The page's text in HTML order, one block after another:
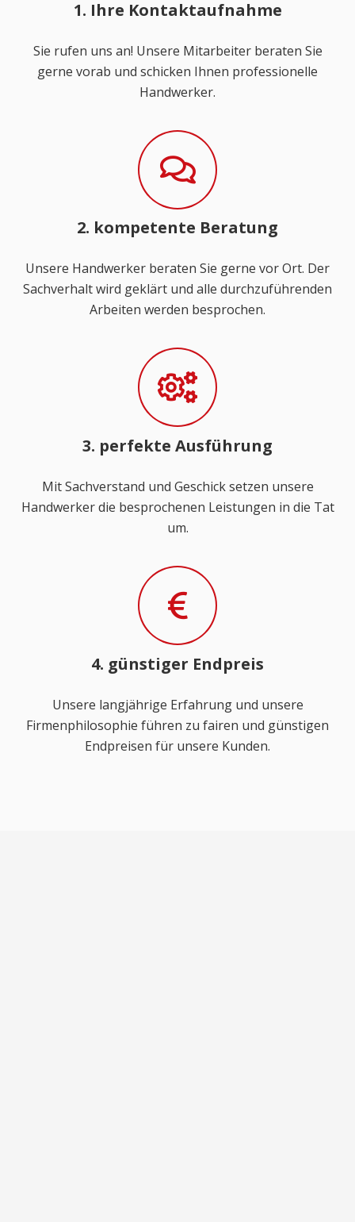
1. Ihre Kontaktaufnahme
Sie rufen uns an! Unsere Mitarbeiter beraten Sie
gerne vorab und schicken Ihnen professionelle
Handwerker.
2. kompetente Beratung
Unsere Handwerker beraten Sie gerne vor Ort. Der
Sachverhalt wird geklärt und alle durchzuführenden
Arbeiten werden besprochen.
3. perfekte Ausführung
Mit Sachverstand und Geschick setzen unsere
Handwerker die besprochenen Leistungen in die Tat
um.
4. günstiger Endpreis
Unsere langjährige Erfahrung und unsere
Firmenphilosophie führen zu fairen und günstigen
Endpreisen für unsere Kunden.